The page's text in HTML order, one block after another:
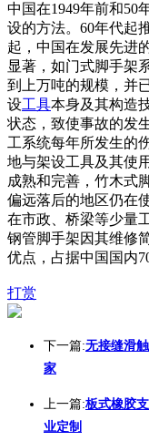
中国在1949年前和50
设的方法。60年代起
起，中国在发展先进
显著，如门式脚手架
到上万吨的规模，并
设工具本身及其构造
状态，致使事故的发
工系统每年所发生的
地与架设工具及其使
成熟和完善，竹木式
偏远落后的地区仍在
在市政、桥梁等少量
钢管脚手架因其维修
优点，占据中国国内
打赏
下一篇:无接缝滑
家
上一篇:板式橡胶
业定制